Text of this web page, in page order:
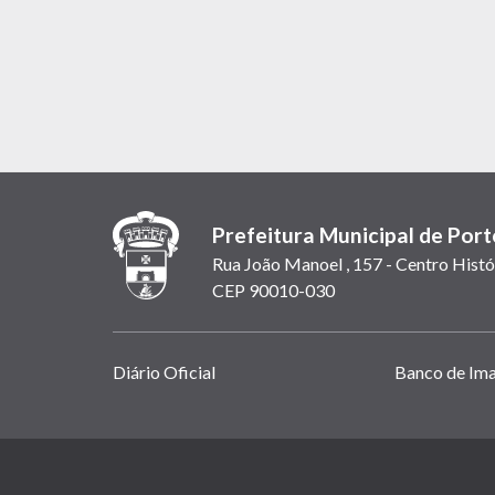
Prefeitura Municipal de
Rua João Manoel , 157 - Centro
CEP 90010-030
Links
Diário Oficial Banco de